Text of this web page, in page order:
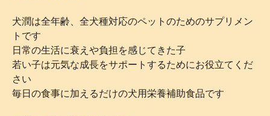
犬潤は全年齢、全犬種対応のペットのためのサプリメン
トです
日常の生活に衰えや負担を感じてきた子
若い子は元気な成長をサポートするためにお役立てくだ
さい
毎日の食事に加えるだけの犬用栄養補助食品です